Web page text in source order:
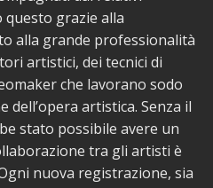
grazie alla
alla grande professionalità
artistici, dei tecnici di
che lavorano sodo
dell’opera artistica. Senza il
stato possibile avere un
tra gli artisti è
nuova registrazione, sia